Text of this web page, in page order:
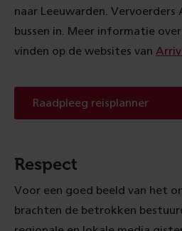
naar Leeuwarden. Vervoerders
bussen in. Meer informatie
vinden op de websites van
Raadpleeg reisplanner
Respect
Voor een goed beeld van het
brachten de betrokken